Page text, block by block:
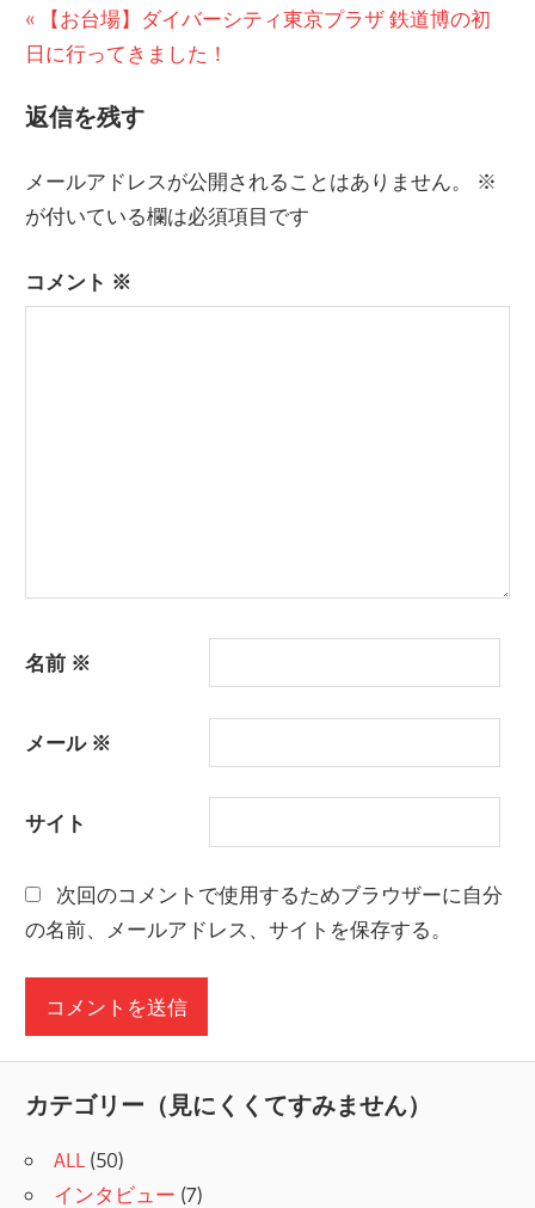
投
稿
ナ
ゲ
シ
前
の
事:
【お台場】ダイバーシティ東京プラザ 鉄道博の初
日に行ってきました！
返信を残す
メールアドレスが公開されることはありません。
※
が付いている欄は必須項目です
コメント ※
名前 ※
メール ※
サイト
次回のコメントで使用するためブラウザーに自分
の名前、メールアドレス、サイトを保存する。
カテゴリー（見にくくてすみません）
ALL (50)
インタビュー (7)